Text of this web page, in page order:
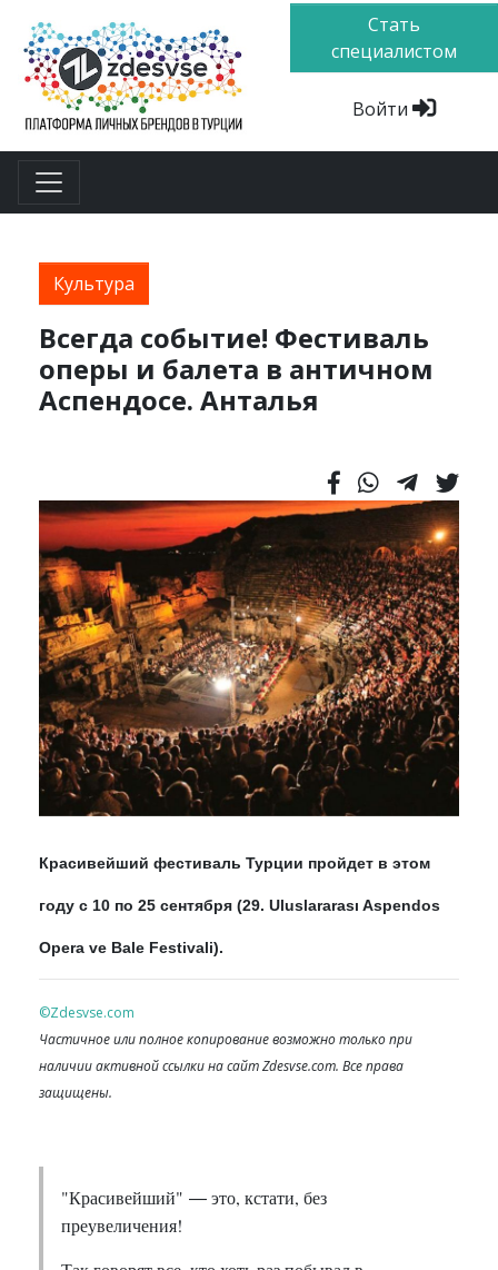
Стать
специалистом
Войти
Культура
Всегда событие! Фестиваль
оперы и балета в античном
Аспендосе. Анталья
Красивейший фестиваль Турции пройдет в этом
году с 10 по 25 сентября (29. Uluslararası Aspendos
Opera ve Bale Festivali).
©Zdesvse.com
Частичное или полное копирование возможно только при
наличии активной ссылки на сайт Zdesvse.com. Все права
защищены.
"Красивейший" — это, кстати, без
преувеличения!